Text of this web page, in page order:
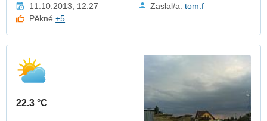
11.10.2013, 12:27 Zaslal/a: tom.f
Pěkné+5
22.3 °C